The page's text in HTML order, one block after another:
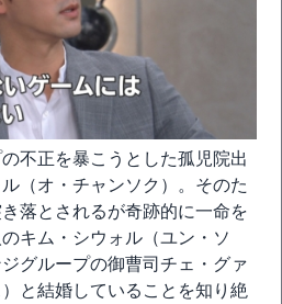
不正を暴こうとした孤児院出
（オ・チャンソク）。そのた
落とされるが奇跡的に一命を
キム・シウォル（ユン・ソ
グループの御曹司チェ・グァ
と結婚していることを知り絶